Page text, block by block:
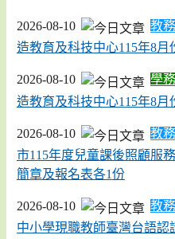
2026-08-10 教務
造教育及科技中心115年8月
2026-08-10 學務
造教育及科技中心115年8月
2026-08-10 教務
市115年度兒童課後照顧服
簡章及報名表各1份
2026-08-10 教務
中小學現職教師臺灣台語